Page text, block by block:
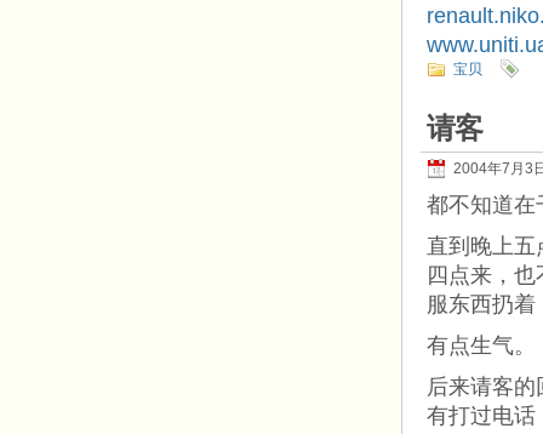
宝贝
请客
2004年7月3
都不知道在
直到晚上
四点来，
服东西扔
有点生气。
后来请客
有打过电话